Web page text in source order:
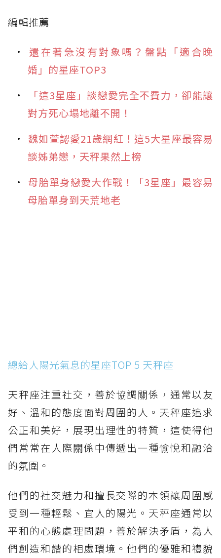
編輯推薦
還在著急沒有對象嗎？盤點「適合晚
婚」的星座TOP3
「這3星座」談戀愛完全不費力，卻能讓
對方死心塌地離不開！
魏如萱認愛21歲網紅！這5大星座最容易
談姊弟戀，天秤果然上榜
母胎單身戀愛大作戰！「3星座」最容易
母胎單身到天荒地老
總給人陽光氣息的星座TOP 5 天秤座
天秤座注重社交，善於協調關係，通常以友
好、溫和的態度面對周圍的人。天秤座追求
公正和美好，展現出理性的特質，這使得他
們常常在人際關係中傳遞出一種愉悅和融洽
的氛圍。
他們的社交魅力和擅長交際的本領讓周圍感
受到一種輕鬆、宜人的陽光。天秤座通常以
平和的心態處理問題，善於解決矛盾，為人
們創造和諧的相處環境。他們的優雅和禮貌